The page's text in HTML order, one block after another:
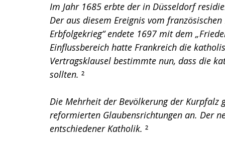
Im Jahr 1685 erbte der in Düsseldorf
Der aus diesem Ereignis vom
Erbfolgekrieg“ endete 1697 mit dem
Einflussbereich hatte Frankreich die
Vertragsklausel bestimmte nun, dass die
sollten. ²
Die Mehrheit der Bevölkerung der
reformierten Glaubensrichtungen an. Der
entschiedener Katholik. ²